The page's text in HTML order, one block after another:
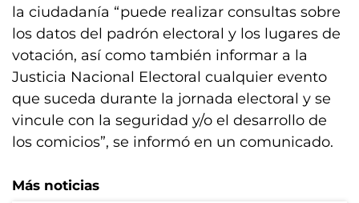
la ciudadanía “puede realizar consultas sobre
los datos del padrón electoral y los lugares de
votación, así como también informar a la
Justicia Nacional Electoral cualquier evento
que suceda durante la jornada electoral y se
vincule con la seguridad y/o el desarrollo de
los comicios”, se informó en un comunicado.
Más noticias